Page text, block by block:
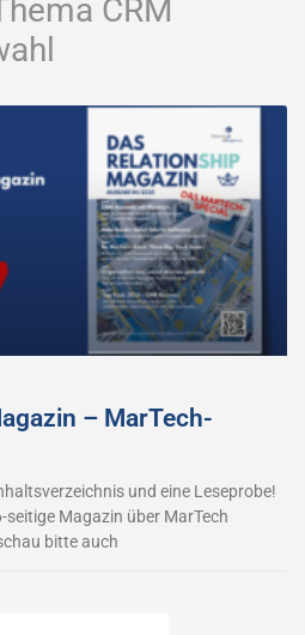
CRM
– MarTech-
und eine Leseprobe!
Magazin über MarTech
bitte auch